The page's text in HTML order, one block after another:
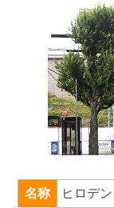
名称 ヒロデ